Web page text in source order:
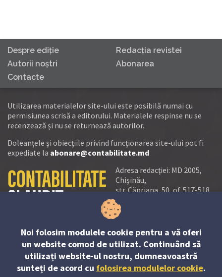
Despre ediţie
Redacţia revistei
Autorii noştri
Abonarea
Contacte
Utilizarea materialelor site-ului este posibilă numai cu
permisiunea scrisă a editorului. Materialele respinse nu se
recenzează și nu se returnează autorilor.
Doleanţele şi obiecţiile privind funcţionarea site-ului pot fi
expediate la abonare@contabilitate.md
Adresa redacţiei: MD 2005,
Chişinău,
str. Căpriana, 50, of. 517-518
tel.:
tel./fax:
e-mail:
abonare@contabilitate.md
newsletter:
contabilitate@
Noi folosim modulele cookie pentru a vă oferi
un website comod de utilizat. Continuând să
utilizați website-ul nostru, dumneavoastră
sunteți de acord cu folosirea modulelor cookie.